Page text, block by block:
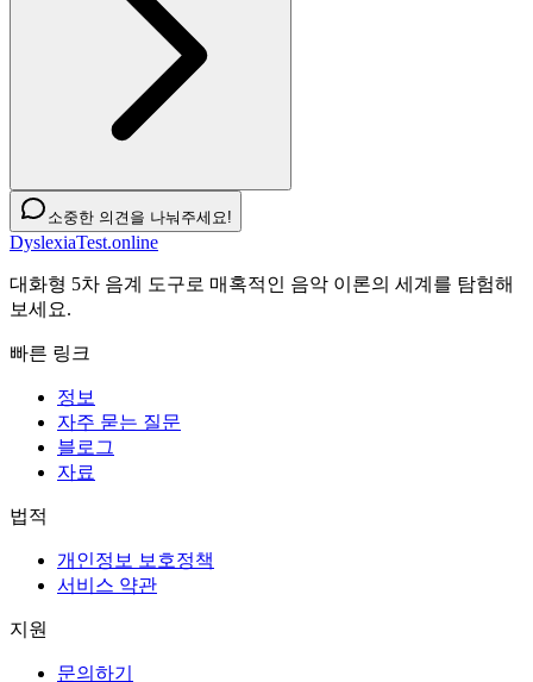
소중한 의견을 나눠주세요!
DyslexiaTest.online
대화형 5차 음계 도구로 매혹적인 음악 이론의 세계를 탐험해
보세요.
빠른 링크
정보
자주 묻는 질문
블로그
자료
법적
개인정보 보호정책
서비스 약관
지원
문의하기